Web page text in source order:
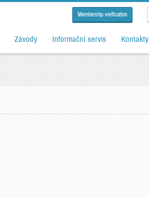
Membership verification
Závody Informační servis Kontakty